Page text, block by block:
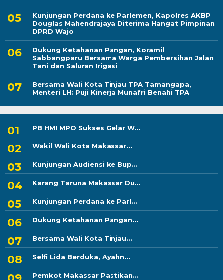
Kunjungan Perdana ke Parlemen, Kapolres AKBP
Douglas Mahendrajaya Diterima Hangat Pimpinan
DPRD Wajo
Dukung Ketahanan Pangan, Koramil
Sabbangparu Bersama Warga Pembersihan Jalan
Tani dan Saluran Irigasi
Bersama Wali Kota Tinjau TPA Tamangapa,
Menteri LH: Puji Kinerja Munafri Benahi TPA
PB HMI MPO Sukses Gelar W...
Wakil Wali Kota Makassar...
Kunjungan Audiensi ke Bup...
Karang Taruna Makassar Du...
Kunjungan Perdana ke Parl...
Dukung Ketahanan Pangan...
Bersama Wali Kota Tinjau...
Selfi Lida Berduka, Ayahn...
Pemkot Makassar Pastikan...